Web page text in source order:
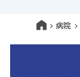
病院